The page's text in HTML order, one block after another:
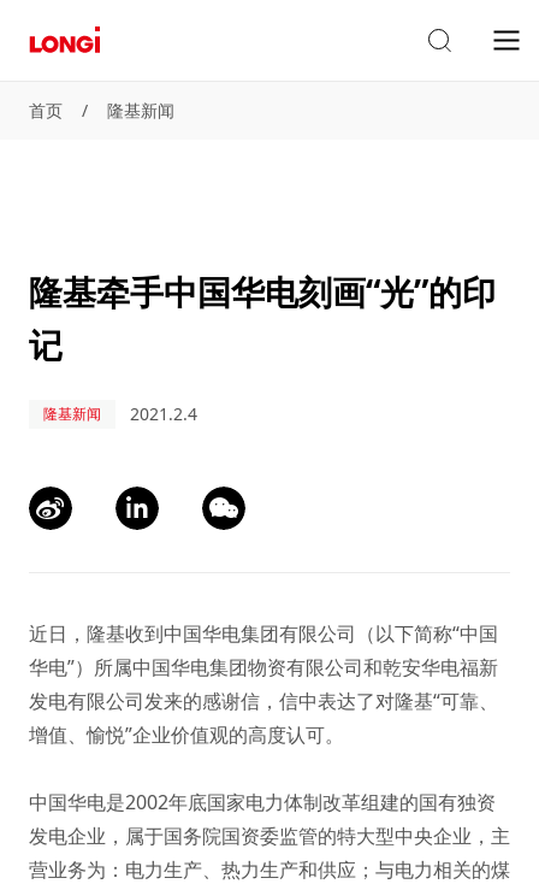
首页 / 隆基新闻
隆基牵手中国华电刻画“光”的印
记
隆基新闻 2021.2.4
近日，隆基收到中国华电集团有限公司（以下简称“中国
华电”）所属中国华电集团物资有限公司和乾安华电福新
发电有限公司发来的感谢信，信中表达了对隆基“可靠、
增值、愉悦”企业价值观的高度认可。
中国华电是2002年底国家电力体制改革组建的国有独资
发电企业，属于国务院国资委监管的特大型中央企业，主
营业务为：电力生产、热力生产和供应；与电力相关的煤